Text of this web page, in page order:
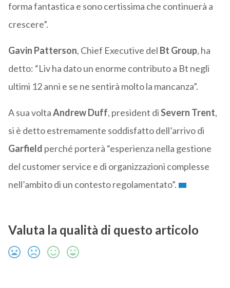
forma fantastica e sono certissima che continuerà a
crescere”.
Gavin Patterson, Chief Executive del Bt Group, ha
detto: “Liv ha dato un enorme contributo a Bt negli
ultimi 12 anni e se ne sentirà molto la mancanza”.
A sua voltaAndrew Duff, president diSevern Trent,
si è detto estremamente soddisfatto dell’arrivo di
Garfield perché porterà “esperienza nella gestione
del customer service e di organizzazioni complesse
nell’ambito di un contesto regolamentato”.
Valuta la qualità di questo articolo